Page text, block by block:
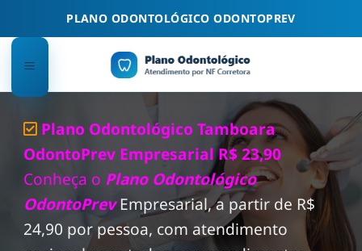
PLANO ODONTOLÓGICO ODONTOPREV
Plano Odontológico Tamboara
OdontoPrev Empresarial R$ 23,90
Conheça o Plano Odontológico
OdontoPrev Empresarial, a partir de R$
24,90 por pessoa, com atendimento